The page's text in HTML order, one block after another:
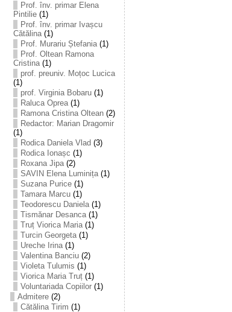
Prof. înv. primar Elena
Pintilie(1)
Prof. înv. primar Ivașcu
Cătălina(1)
Prof. Murariu Ștefania(1)
Prof. Oltean Ramona
Cristina(1)
prof. preuniv. Moțoc Lucica
(1)
prof. Virginia Bobaru(1)
Raluca Oprea(1)
Ramona Cristina Oltean(2)
Redactor: Marian Dragomir
(1)
Rodica Daniela Vlad (3)
Rodica Ionașc (1)
Roxana Jipa(2)
SAVIN Elena Luminița(1)
Suzana Purice(1)
Tamara Marcu(1)
Teodorescu Daniela(1)
Tismănar Desanca(1)
Truț Viorica Maria(1)
Turcin Georgeta(1)
Ureche Irina(1)
Valentina Banciu(2)
Violeta Tulumis (1)
Viorica Maria Truț(1)
Voluntariada Copiilor(1)
Admitere(2)
Cătălina Tirim (1)